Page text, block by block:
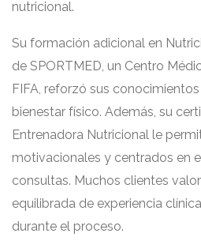
nutricional.
Su formación adicional en
de SPORTMED, un Centro
FIFA, reforzó sus
bienestar físico. Además, su
Entrenadora Nutricional le
motivacionales y centrados en
consultas. Muchos clientes
equilibrada de experiencia
durante el proceso.